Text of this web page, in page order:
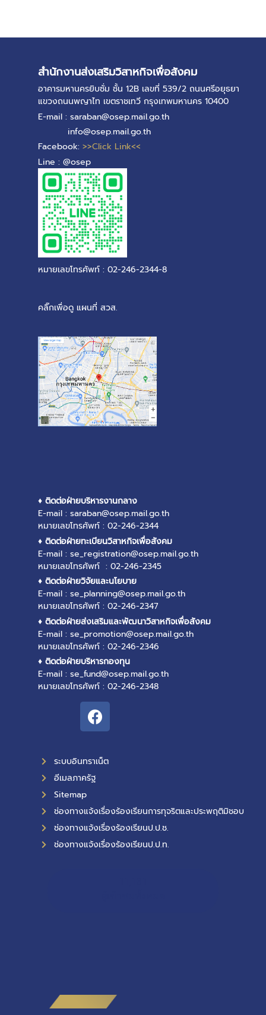
สำนักงานส่งเสริมวิสาหกิจเพื่อสังคม
อาคารมหานครยิบซั่ม ชั้น 12B เลขที่ 539/2 ถนนศรีอยุธยา
แขวงถนนพญาไท เขตราชเทวี กรุงเทพมหานคร 10400
E-mail : saraban@osep.mail.go.th
info@osep.mail.go.th
Facebook: >>Click Link<<
Line : @osep
หมายเลขโทรศัพท์ : 02-246-2344-8
คลิ๊กเพื่อดู แผนที่ สวส.
♦ ติดต่อฝ่ายบริหารงานกลาง
E-mail : saraban@osep.mail.go.th
หมายเลขโทรศัพท์ : 02-246-2344
♦ ติดต่อฝ่ายทะเบียนวิสาหกิจเพื่อสังคม
E-mail : se_registration@osep.mail.go.th
หมายเลขโทรศัพท์ : 02-246-2345
♦ ติดต่อฝ่ายวิจัยและนโยบาย
E-mail : se_planning@osep.mail.go.th
หมายเลขโทรศัพท์ : 02-246-2347
♦ ติดต่อฝ่ายส่งเสริมและพัฒนาวิสาหกิจเพื่อสังคม
E-mail : se_promotion@osep.mail.go.th
หมายเลขโทรศัพท์ : 02-246-2346
♦ ติดต่อฝ่ายบริหารกองทุน
E-mail : se_fund@osep.mail.go.th
หมายเลขโทรศัพท์ : 02-246-2348
ระบบอินทราเน็ต
อีเมลภาครัฐ
Sitemap
ช่องทางแจ้งเรื่องร้องเรียนการทุจริตและประพฤติมิชอบ
ช่องทางแจ้งเรื่องร้องเรียนป.ป.ช.
ช่องทางแจ้งเรื่องร้องเรียนป.ป.ท.